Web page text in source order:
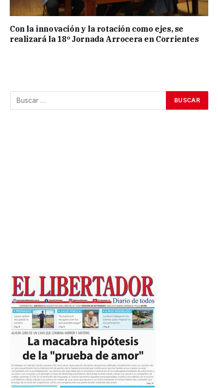
Con la innovación y la rotación como ejes, se
realizará la 18º Jornada Arrocera en Corrientes